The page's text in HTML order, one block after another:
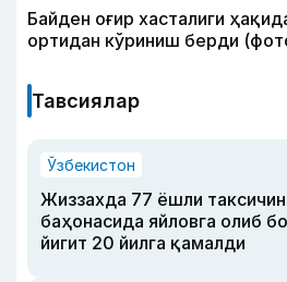
Байден оғир хасталиги
ортидан кўриниш берди
Тавсиялар
Ўзбекистон
Жиззахда 77 ёшли
баҳонасида яйловга олиб
йигит 20 йилга қамалди